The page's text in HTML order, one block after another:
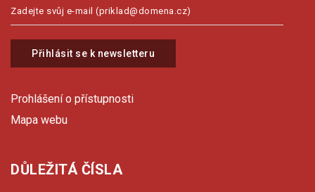
Přihlásit se k newsletteru
Prohlášení o přístupnosti
Mapa webu
DŮLEŽITÁ ČÍSLA